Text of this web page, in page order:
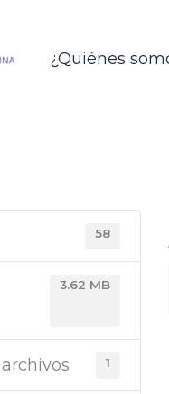
¿Quiénes
58
3.62 MB
1